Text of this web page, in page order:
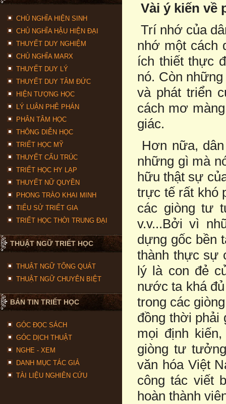
CHỦ NGHĨA HIỆN SINH
CHỦ NGHĨA HẬU HIỆN ĐẠI
THUYẾT DUY NGHIỆM
CHỦ NGHĨA MARX
THUYẾT DUY LÝ
THUYẾT DUY TÂM ĐỨC
HIỆN TƯỢNG HỌC
LÝ LUẬN PHÊ PHÁN
PHÂN TÂM HỌC
THÔNG DIỄN HỌC
TRIẾT HỌC MỸ
THUYẾT CẤU TRÚC
TRIẾT HỌC HY LẠP
THUYẾT NỮ QUYỀN
PHONG TRÀO KHAI MINH
TIỂU SỬ TRIẾT GIA
TRIẾT HỌC THỜI TRUNG ĐẠI
THUẬT NGỮ TRIẾT HỌC
THUẬT NGỮ TỔNG QUÁT
THUẬT NGỮ CHUYÊN BIỆT
BẢN TIN TRIẾT HỌC
GÓC ĐỌC SÁCH
GÓC DỊCH THUẬT
NGHE - XEM
DANH MỤC TÁC GIẢ
TÀI LIỆU NGHIÊN CỨU
Vài ý kiến về
Trí nhớ của
nhớ một cách
ích thiết thực
nó. Còn
và phát triển
cách mơ
giác.
Hơn nữa,
những gì mà
hữu thật sự
trực tế rất khó
các giòng tư
v.v...Bởi vì
dựng gốc bền
thành thực sự
lý là con đẻ
nước ta khá
trong các
đồng thời phải
mọi định
giòng tư
văn hóa Việt
công tác viết
hoàn thành